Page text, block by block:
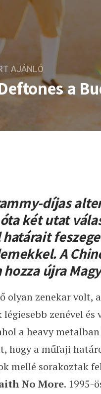
AJÁNLÓ
a
a Budapest
díjas
két utat
A
újra
olyan zenekar volt,
zenével
a heavy
hogy a műfaji
mellé sorakoztak
No More. 1995-